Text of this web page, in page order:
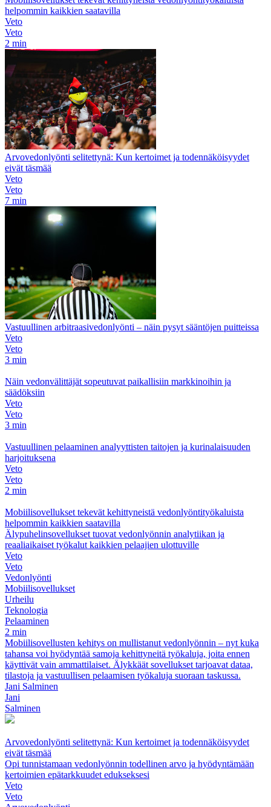
helpommin kaikkien saatavilla
Veto
Veto
2 min
Arvovedonlyönti selitettynä: Kun kertoimet ja todennäköisyydet
eivät täsmää
Veto
Veto
7 min
Vastuullinen arbitraasivedonlyönti – näin pysyt sääntöjen puitteissa
Veto
Veto
3 min
Näin vedonvälittäjät sopeutuvat paikallisiin markkinoihin ja
säädöksiin
Veto
Veto
3 min
Vastuullinen pelaaminen analyyttisten taitojen ja kurinalaisuuden
harjoituksena
Veto
Veto
2 min
Mobiilisovellukset tekevät kehittyneistä vedonlyöntityökaluista
helpommin kaikkien saatavilla
Älypuhelinsovellukset tuovat vedonlyönnin analytiikan ja
reaaliaikaiset työkalut kaikkien pelaajien ulottuville
Veto
Veto
Vedonlyönti
Mobiilisovellukset
Urheilu
Teknologia
Pelaaminen
2 min
Mobiilisovellusten kehitys on mullistanut vedonlyönnin – nyt kuka
tahansa voi hyödyntää samoja kehittyneitä työkaluja, joita ennen
käyttivät vain ammattilaiset. Älykkäät sovellukset tarjoavat dataa,
tilastoja ja vastuullisen pelaamisen työkaluja suoraan taskussa.
Jani Salminen
Jani
Salminen
Arvovedonlyönti selitettynä: Kun kertoimet ja todennäköisyydet
eivät täsmää
Opi tunnistamaan vedonlyönnin todellinen arvo ja hyödyntämään
kertoimien epätarkkuudet edukseksesi
Veto
Veto